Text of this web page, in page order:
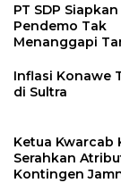
PT SDP
Pendemo Tak
Menanggapi
Inflasi Konawe
di Sultra
Ketua Kwarcab
Serahkan
Kontingen